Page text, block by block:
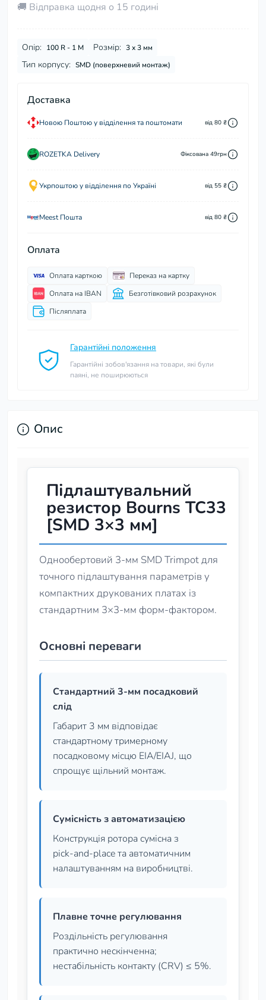
🚚 Відправка щодня о 15 годині
Опір: 100 R - 1 М Розмір: 3 х 3 мм
Тип корпусу: SMD (поверхневий монтаж)
Доставка
Новою Поштою у відділення та поштомати від 80 ₴
ROZETKA Delivery Фіксована 49грн
Укрпоштою у відділення по Україні від 55 ₴
Meest Пошта від 80 ₴
Оплата
Оплата карткою
Переказ на картку
Оплата на IBAN
Безготівковий розрахунок
Післяплата
Гарантійні положення
Гарантійні зобов'язання на товари, які були
паяні, не поширюються
Опис
Підлаштувальний
резистор Bourns TC33
[SMD 3×3 мм]
Однообертовий 3‑мм SMD Trimpot для
точного підлаштування параметрів у
компактних друкованих платах із
стандартним 3×3‑мм форм‑фактором.
Основні переваги
Стандартний 3‑мм посадковий
слід
Габарит 3 мм відповідає
стандартному тримерному
посадковому місцю EIA/EIAJ, що
спрощує щільний монтаж.
Сумісність з автоматизацією
Конструкція ротора сумісна з
pick‑and‑place та автоматичним
налаштуванням на виробництві.
Плавне точне регулювання
Роздільність регулювання
практично нескінченна;
нестабільність контакту (CRV) ≤ 5%.